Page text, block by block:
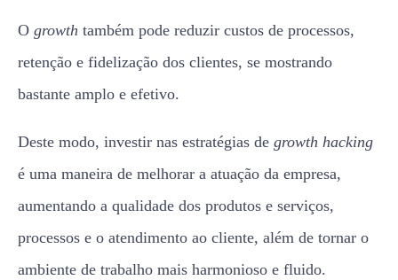
O growth também pode reduzir custos de processos,
retenção e fidelização dos clientes, se mostrando
bastante amplo e efetivo.
Deste modo, investir nas estratégias de growth hacking
é uma maneira de melhorar a atuação da empresa,
aumentando a qualidade dos produtos e serviços,
processos e o atendimento ao cliente, além de tornar o
ambiente de trabalho mais harmonioso e fluido.